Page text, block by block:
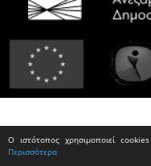
Ο ιστότοπος χρησιμοποιεί
Περισσότερα